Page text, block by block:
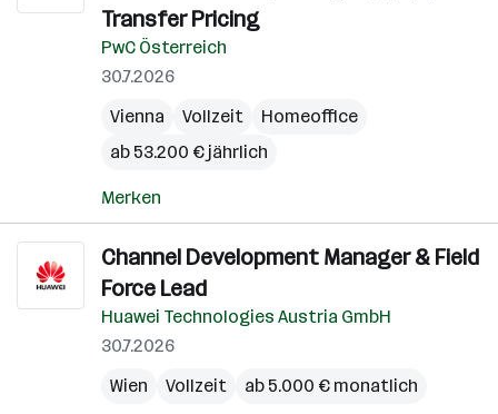
Transfer Pricing
PwC Österreich
30.7.2026
Vienna
Vollzeit
Homeoffice
ab 53.200 € jährlich
Merken
Channel Development Manager & Field
Force Lead
Huawei Technologies Austria GmbH
30.7.2026
Wien
Vollzeit ab 5.000 € monatlich